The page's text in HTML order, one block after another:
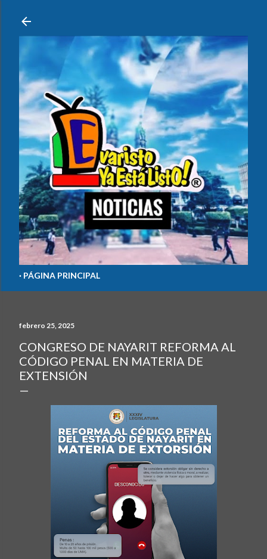
PÁGINA PRINCIPAL
febrero 25, 2025
CONGRESO DE NAYARIT REFORMA AL
CÓDIGO PENAL EN MATERIA DE
EXTENSIÓN